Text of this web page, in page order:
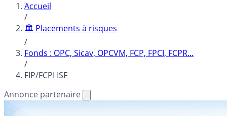
Accueil
/
🏛️ Placements à risques
/
Fonds : OPC, Sicav, OPCVM, FCP, FPCI, FCPR...
/
FIP/FCPI ISF
Annonce partenaire